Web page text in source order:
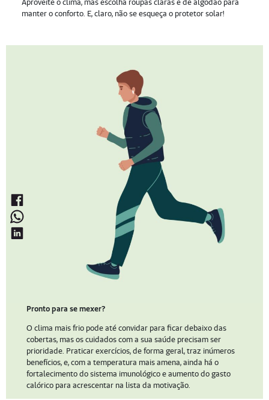
manter o conforto. E, claro, não se esqueça o protetor solar!
Pronto para se mexer?
O clima mais frio pode até convidar para ficar debaixo das
cobertas, mas os cuidados com a sua saúde precisam ser
prioridade. Praticar exercícios, de forma geral, traz inúmeros
benefícios, e, com a temperatura mais amena, ainda há o
fortalecimento do sistema imunológico e aumento do gasto
calórico para acrescentar na lista da motivação.